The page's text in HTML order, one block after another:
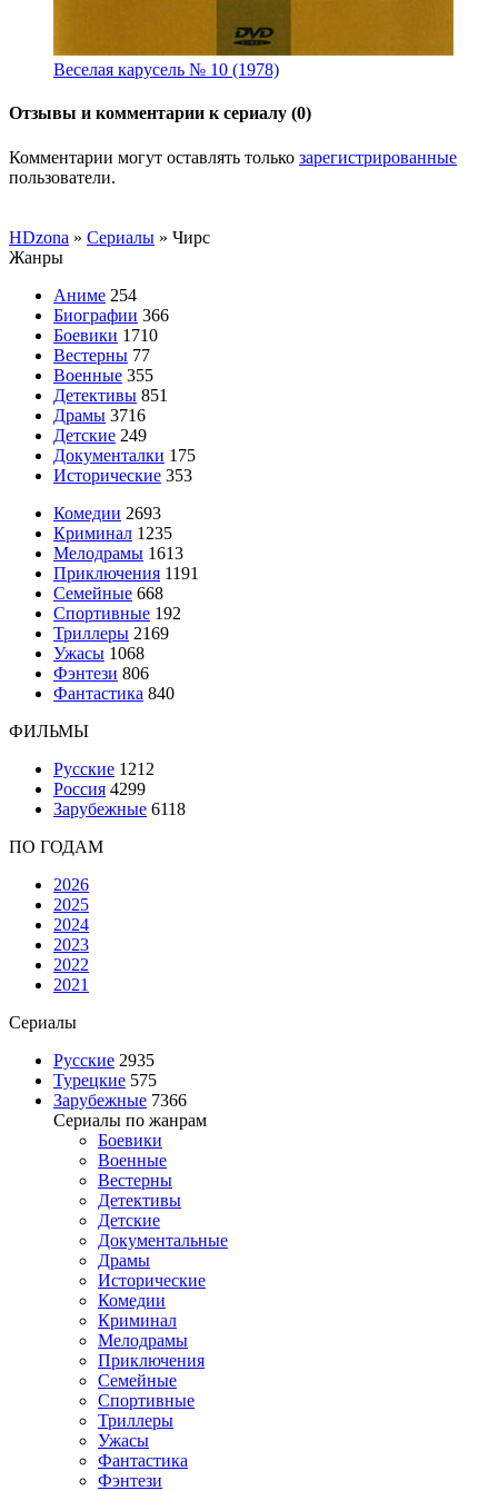
Веселая карусель № 10 (1978)
Отзывы и комментарии к сериалу (0)
Комментарии могут оставлять только зарегистрированные
пользователи.
HDzona » Сериалы » Чирс
Жанры
Аниме 254
Биографии 366
Боевики 1710
Вестерны 77
Военные 355
Детективы 851
Драмы 3716
Детские 249
Документалки 175
Исторические 353
Комедии 2693
Криминал 1235
Мелодрамы 1613
Приключения 1191
Семейные 668
Спортивные 192
Триллеры 2169
Ужасы 1068
Фэнтези 806
Фантастика 840
ФИЛЬМЫ
Русские 1212
Россия 4299
Зарубежные 6118
ПО ГОДАМ
2026
2025
2024
2023
2022
2021
Сериалы
Русские 2935
Турецкие 575
Зарубежные 7366
Сериалы по жанрам
Боевики
Военные
Вестерны
Детективы
Детские
Документальные
Драмы
Исторические
Комедии
Криминал
Мелодрамы
Приключения
Семейные
Спортивные
Триллеры
Ужасы
Фантастика
Фэнтези